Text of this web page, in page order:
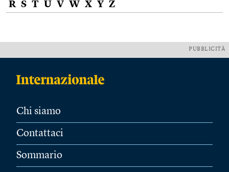
R S T U V W X Y Z
PUBBLICITÀ
Chi siamo
Contattaci
Sommario